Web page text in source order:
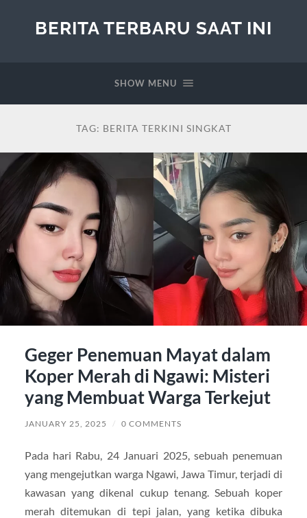
BERITA TERBARU SAAT INI
SHOW MENU
TAG: BERITA TERKINI SINGKAT
Geger Penemuan Mayat dalam
Koper Merah di Ngawi: Misteri
yang Membuat Warga Terkejut
JANUARY 25, 2025 / 0 COMMENTS
Pada hari Rabu, 24 Januari 2025, sebuah penemuan
yang mengejutkan warga Ngawi, Jawa Timur, terjadi di
kawasan yang dikenal cukup tenang. Sebuah koper
merah ditemukan di tepi jalan, yang ketika dibuka